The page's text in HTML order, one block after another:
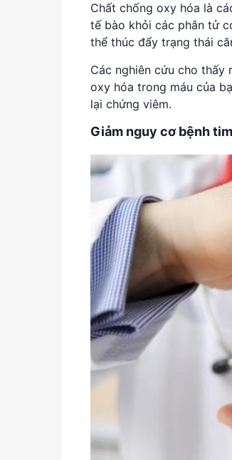
Chất chống oxy hóa là
tế bào khỏi các phân tử
thể thúc đẩy trạng thái
Các nghiên cứu cho thấy
oxy hóa trong máu của
lại chứng viêm.
Giảm nguy cơ bệnh tim